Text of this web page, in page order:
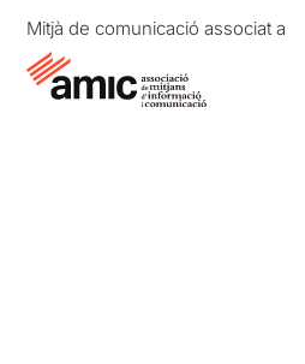
Mitjà de comunicació associat a